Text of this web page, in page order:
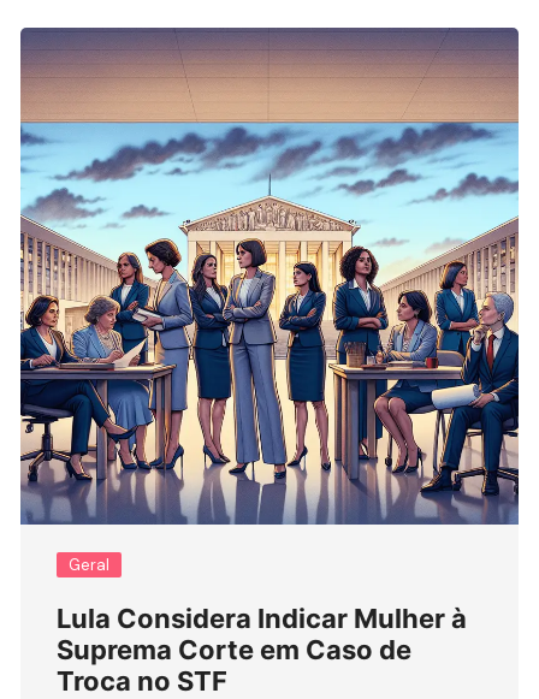
Geral
Lula Considera Indicar Mulher à
Suprema Corte em Caso de
Troca no STF